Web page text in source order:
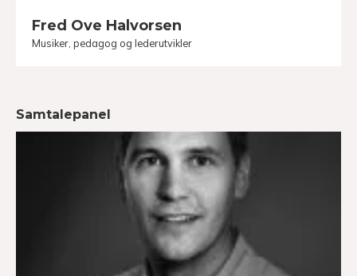
Fred Ove Halvorsen
Musiker, pedagog og lederutvikler
Samtalepanel